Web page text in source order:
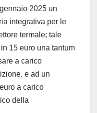
2025 un
integrativa per le
termale; tale
15 euro una tantum
a carico
e ad un
a carico
della